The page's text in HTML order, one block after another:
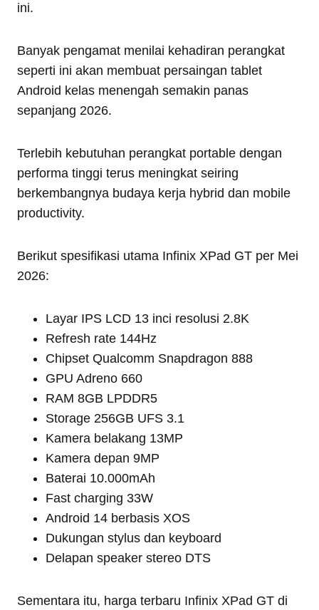
ini.
Banyak pengamat menilai kehadiran perangkat
seperti ini akan membuat persaingan tablet
Android kelas menengah semakin panas
sepanjang 2026.
Terlebih kebutuhan perangkat portable dengan
performa tinggi terus meningkat seiring
berkembangnya budaya kerja hybrid dan mobile
productivity.
Berikut spesifikasi utama Infinix XPad GT per Mei
2026:
Layar IPS LCD 13 inci resolusi 2.8K
Refresh rate 144Hz
Chipset Qualcomm Snapdragon 888
GPU Adreno 660
RAM 8GB LPDDR5
Storage 256GB UFS 3.1
Kamera belakang 13MP
Kamera depan 9MP
Baterai 10.000mAh
Fast charging 33W
Android 14 berbasis XOS
Dukungan stylus dan keyboard
Delapan speaker stereo DTS
Sementara itu, harga terbaru Infinix XPad GT di